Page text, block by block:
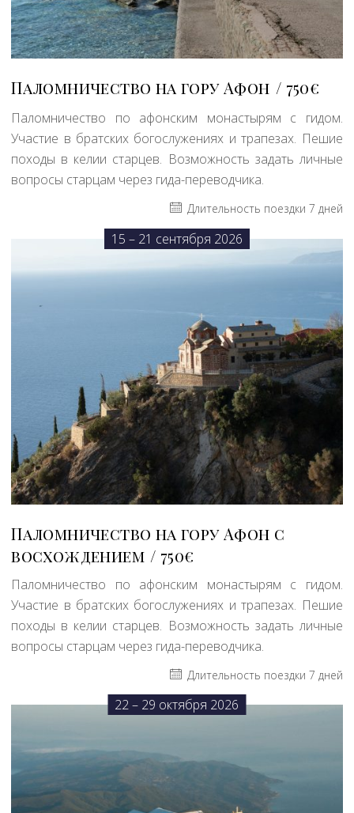
Паломничество на гору Афон 750€
Паломничество по афонским монастырям с гидом.
Участие в братских богослужениях и трапезах. Пешие
походы в келии старцев. Возможность задать личные
вопросы старцам через гида-переводчика.
Длительность поездки 7 дней
15 – 21 сентября 2026
Паломничество на гору Афон с
восхождением
750€
Паломничество по афонским монастырям с гидом.
Участие в братских богослужениях и трапезах. Пешие
походы в келии старцев. Возможность задать личные
вопросы старцам через гида-переводчика.
Длительность поездки 7 дней
22 – 29 октября 2026